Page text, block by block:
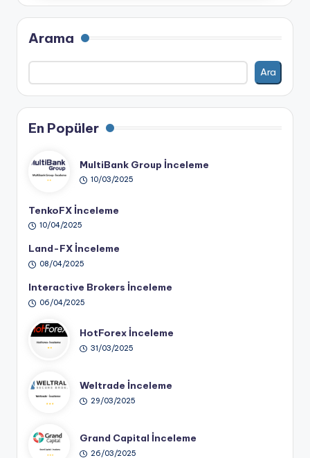
Arama
Ara
En Popüler
MultiBank Group İnceleme
10/03/2025
TenkoFX İnceleme
10/04/2025
Land-FX İnceleme
08/04/2025
Interactive Brokers İnceleme
06/04/2025
HotForex İnceleme
31/03/2025
Weltrade İnceleme
29/03/2025
Grand Capital İnceleme
26/03/2025